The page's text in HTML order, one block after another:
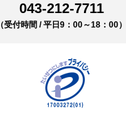
043-212-7711
（受付時間 / 平日9：00～18：00）